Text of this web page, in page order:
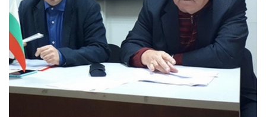
Управители:
Веселин
Василев,
email:
v.vasilev@flagman.bg
Катя
Касабова,
еmail:
k.kassabova@flagman.bg